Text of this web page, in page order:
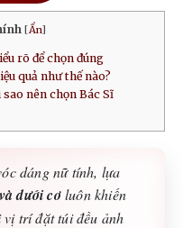
[Ẩn]
rõ để chọn đúng
quả như thế nào?
nên chọn Bác Sĩ
dáng nữ tính, lựa
dưới cơluôn khiến
trí đặt túi đều ảnh